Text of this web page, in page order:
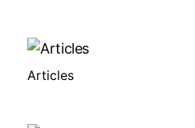
Articles